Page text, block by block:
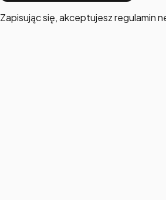
Zapisując się, akceptujesz regulamin